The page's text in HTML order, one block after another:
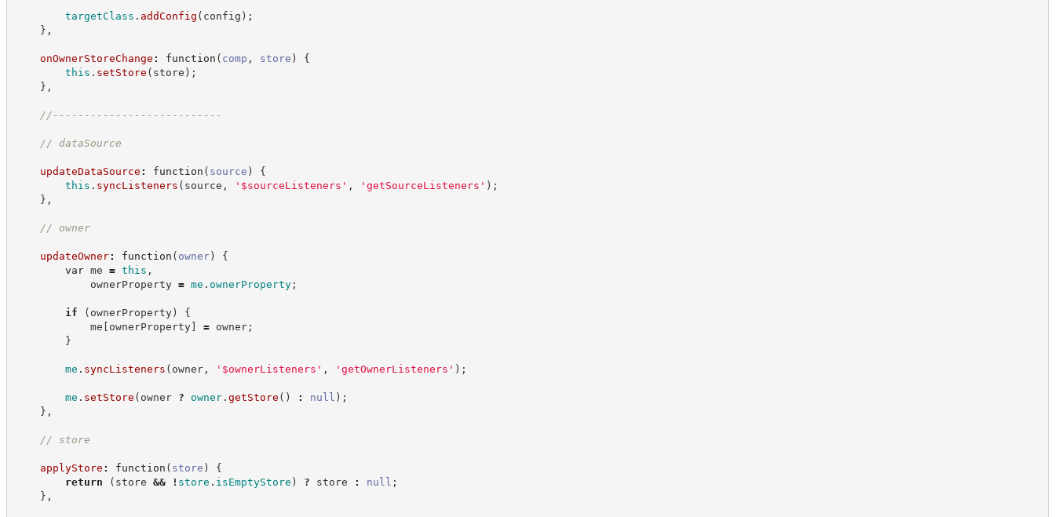
targetClass . addConfig ( config ) ;
} ,
onOwnerStoreChange : function ( comp , store )
{
this . setStore ( store ) ;
} ,
// ---------------------------
// dataSource
updateDataSource : function ( source )
{
this . syncListeners ( source , ' $sourceListeners ' , ' getSourceListeners ' ) ;
} ,
// owner
updateOwner: function ( owner)
{
var me = this ,
ownerProperty = me . ownerProperty;
if ( ownerProperty)
{
me [ ownerProperty] = owner;
}
me . syncListeners ( owner, ' $ownerListeners ' , ' getOwnerListeners ' ) ;
me . setStore ( owner ? owner. getStore ( ) : null ) ;
} ,
// store
applyStore : function ( store )
{
return
( store && ! store . isEmptyStore ) ? store : null ;
} ,